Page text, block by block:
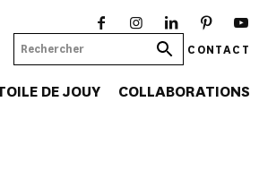
CONTACT
DE JOUY COLLABORATIONS